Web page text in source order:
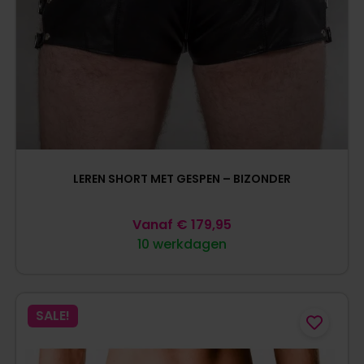
LEREN SHORT MET GESPEN – BIZONDER
10 werkdagen
Vanaf € 179,95
SALE!